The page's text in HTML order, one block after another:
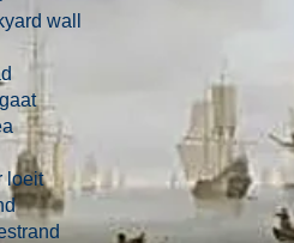
wall
loeit